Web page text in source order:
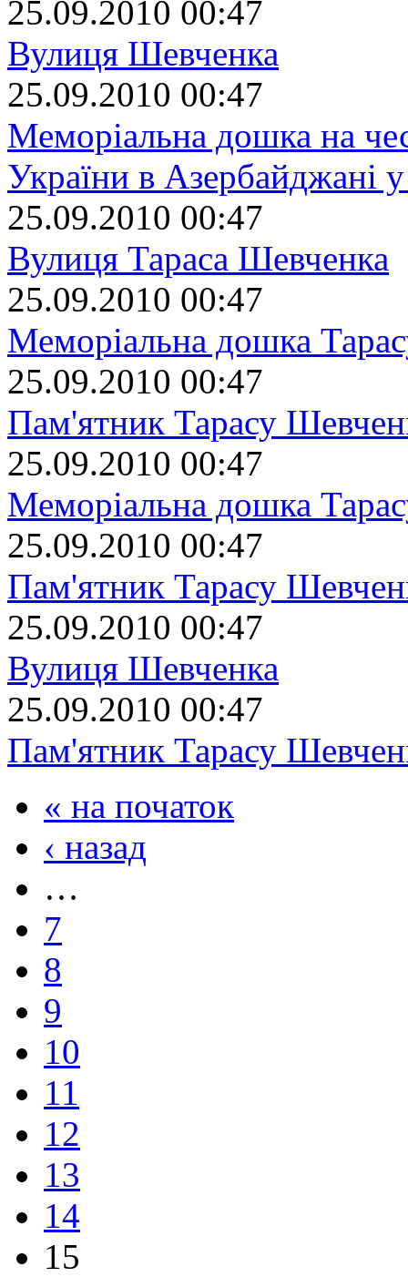
25.09.2010 00:47
Вулиця Шевченка
25.09.2010 00:47
Меморіальна дошка на
України в Азербайджані
25.09.2010 00:47
Вулиця Тараса Шевченка
25.09.2010 00:47
Меморіальна дошка
25.09.2010 00:47
Пам'ятник Тарасу
25.09.2010 00:47
Меморіальна дошка
25.09.2010 00:47
Пам'ятник Тарасу
25.09.2010 00:47
Вулиця Шевченка
25.09.2010 00:47
Пам'ятник Тарасу
« на початок
‹ назад
…
7
8
9
10
11
12
13
14
15